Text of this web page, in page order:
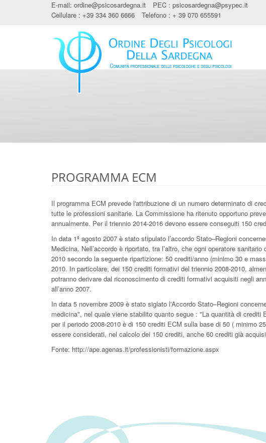
E-mail: ordine@psicosardegna.it PEC : psicosardegna@psypec.it
Cellulare : +39 334 360 6666
Telefono : + 39 070 655591
PROGRAMMA ECM
Il programma ECM prevede l'attribuzione di un numero determinato di
tutte le professioni sanitarie. La Commissione ha ritenuto opportuno
annualmente. Per il triennio 2014-2016 devono essere conseguiti 150
In data 1º agosto 2007 è stato stipulato l’accordo Stato–Regioni
Medicina. Nell’accordo è riportato, tra l’altro, che ogni operatore
2010 secondo la seguente ripartizione: 50 crediti/anno (minimo 30 e
2010. In particolare, dei 150 crediti formativi del triennio 2008-2010,
potranno derivare dal riconoscimento di crediti formativi acquisiti negli
all’anno 2007.
In data 5 novembre 2009 è stato siglato l'Accordo Stato–Regioni
medicina", nel quale viene stabilito quanto segue : "La quantità di
per il periodo 2008-2010 è di 150 crediti ECM sulla base di 50 ( minimo
essere considerati, nel calcolo dei 150 crediti, anche 60 crediti già
Fonte: http://ape.agenas.it/professionisti/formazione.aspx